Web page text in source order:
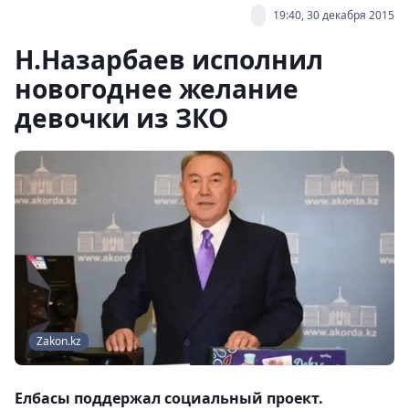
19:40, 30 декабря 2015
Н.Назарбаев исполнил
новогоднее желание
девочки из ЗКО
Zakon.kz
Елбасы поддержал социальный проект.